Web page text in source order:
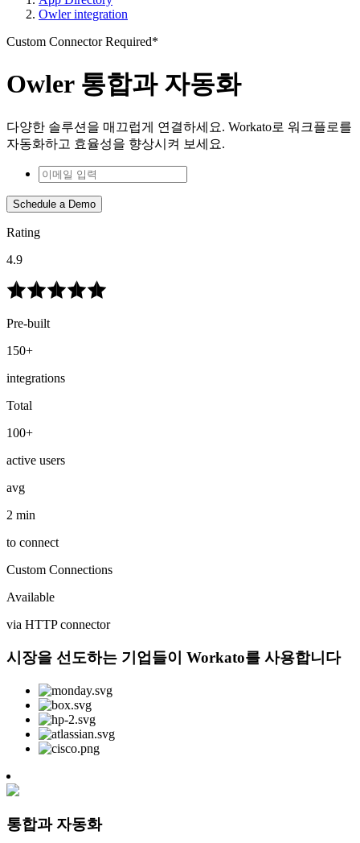
Owler integration
Custom Connector Required*
Owler 통합과 자동화
다양한 솔루션을 매끄럽게 연결하세요. Workato로 워크플로를
자동화하고 효율성을 향상시켜 보세요.
Schedule a Demo
Rating
4.9
Pre-built
150+
integrations
Total
100+
active users
avg
2 min
to connect
Custom Connections
Available
via HTTP connector
시장을 선도하는 기업들이 Workato를 사용합니다
통합과 자동화